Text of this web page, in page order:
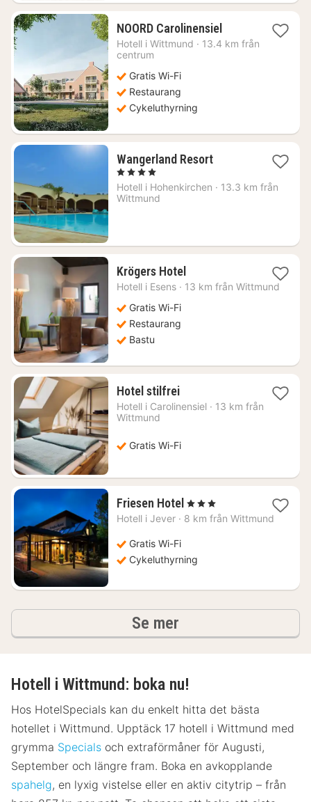
NOORD Carolinensiel1
natt
Hotell i Wittmund · 13.4 km från
centrum
Gratis Wi-Fi
Restaurang
Cykeluthyrning
Wangerland Resort1
från
, 4 Stjärnor
Hotell i Hohenkirchen · 13.3 km från
Wittmund
Krögers Hotel1
natt
Hotell i Esens · 13 km från Wittmund
Gratis Wi-Fi
Restaurang
Bastu
Hotel stilfrei1
natt
kr.
Hotell i Carolinensiel · 13 km från
Wittmund
Gratis Wi-Fi
Friesen Hotel 1
natt
, 3 Stjärnor
Hotell i Jever · 8 km från Wittmund
Gratis Wi-Fi
Cykeluthyrning
Se mer
Hotell i Wittmund: boka nu!
Hos HotelSpecials kan du enkelt hitta det bästa
hotellet i Wittmund. Upptäck 17 hotell i Wittmund med
grymma Specials och extraförmåner för Augusti,
September och längre fram. Boka en avkopplande
spahelg, en lyxig vistelse eller en aktiv citytrip – från